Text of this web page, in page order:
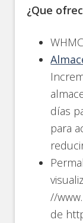
¿Que
días
para
//
de